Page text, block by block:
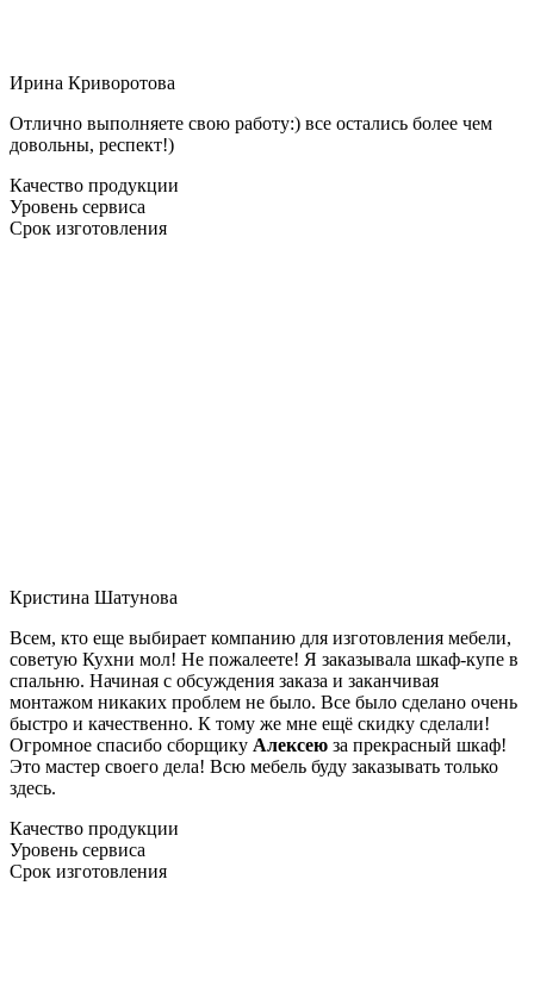
Ирина Криворотова
Отлично выполняете свою работу:) все остались более чем
довольны, респект!)
Качество продукции
Уровень сервиса
Срок изготовления
Кристина Шатунова
Всем, кто еще выбирает компанию для изготовления мебели,
советую Кухни мол! Не пожалеете! Я заказывала шкаф-купе в
спальню. Начиная с обсуждения заказа и заканчивая
монтажом никаких проблем не было. Все было сделано очень
быстро и качественно. К тому же мне ещё скидку сделали!
Огромное спасибо сборщику Алексею за прекрасный шкаф!
Это мастер своего дела! Всю мебель буду заказывать только
здесь.
Качество продукции
Уровень сервиса
Срок изготовления